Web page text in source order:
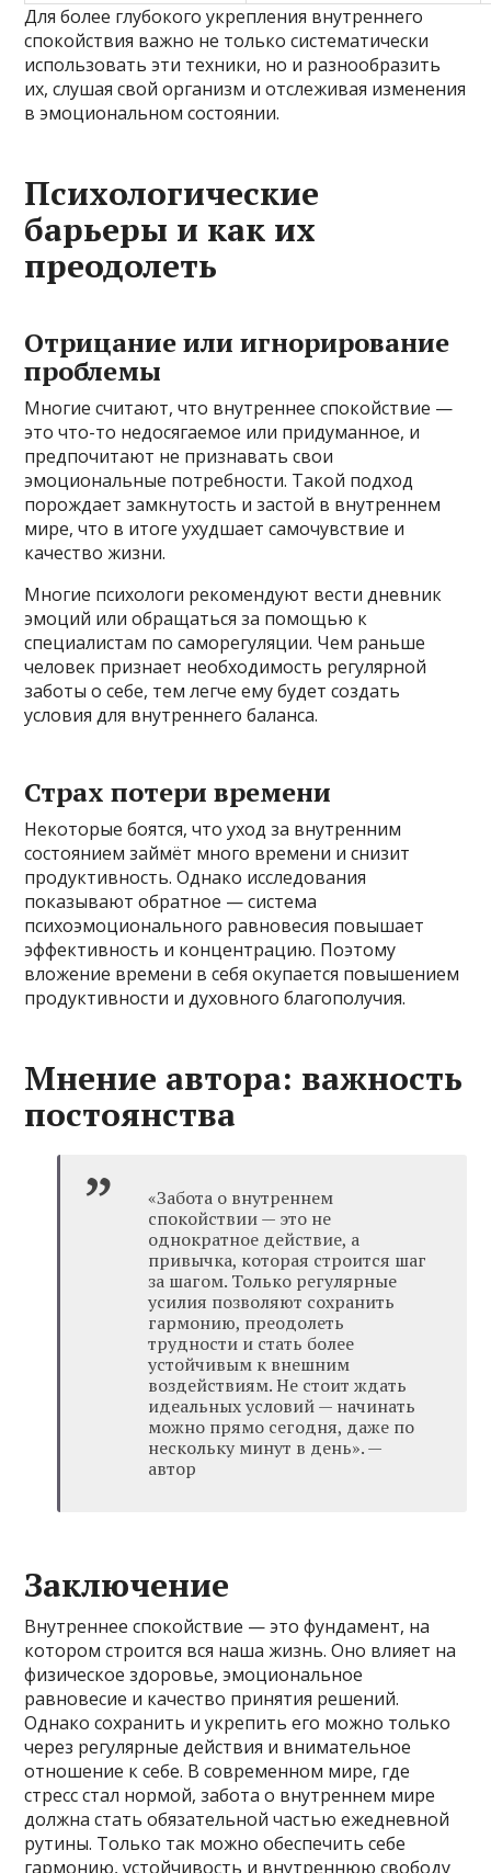
Для более глубокого укрепления внутреннего
спокойствия важно не только систематически
использовать эти техники, но и разнообразить
их, слушая свой организм и отслеживая изменения
в эмоциональном состоянии.
Психологические
барьеры и как их
преодолеть
Отрицание или игнорирование
проблемы
Многие считают, что внутреннее спокойствие —
это что-то недосягаемое или придуманное, и
предпочитают не признавать свои
эмоциональные потребности. Такой подход
порождает замкнутость и застой в внутреннем
мире, что в итоге ухудшает самочувствие и
качество жизни.
Многие психологи рекомендуют вести дневник
эмоций или обращаться за помощью к
специалистам по саморегуляции. Чем раньше
человек признает необходимость регулярной
заботы о себе, тем легче ему будет создать
условия для внутреннего баланса.
Страх потери времени
Некоторые боятся, что уход за внутренним
состоянием займёт много времени и снизит
продуктивность. Однако исследования
показывают обратное — система
психоэмоционального равновесия повышает
эффективность и концентрацию. Поэтому
вложение времени в себя окупается повышением
продуктивности и духовного благополучия.
Мнение автора: важность
постоянства
«Забота о внутреннем
спокойствии — это не
однократное действие, а
привычка, которая строится шаг
за шагом. Только регулярные
усилия позволяют сохранить
гармонию, преодолеть
трудности и стать более
устойчивым к внешним
воздействиям. Не стоит ждать
идеальных условий — начинать
можно прямо сегодня, даже по
нескольку минут в день». —
автор
Заключение
Внутреннее спокойствие — это фундамент, на
котором строится вся наша жизнь. Оно влияет на
физическое здоровье, эмоциональное
равновесие и качество принятия решений.
Однако сохранить и укрепить его можно только
через регулярные действия и внимательное
отношение к себе. В современном мире, где
стресс стал нормой, забота о внутреннем мире
должна стать обязательной частью ежедневной
рутины. Только так можно обеспечить себе
гармонию, устойчивость и внутреннюю свободу